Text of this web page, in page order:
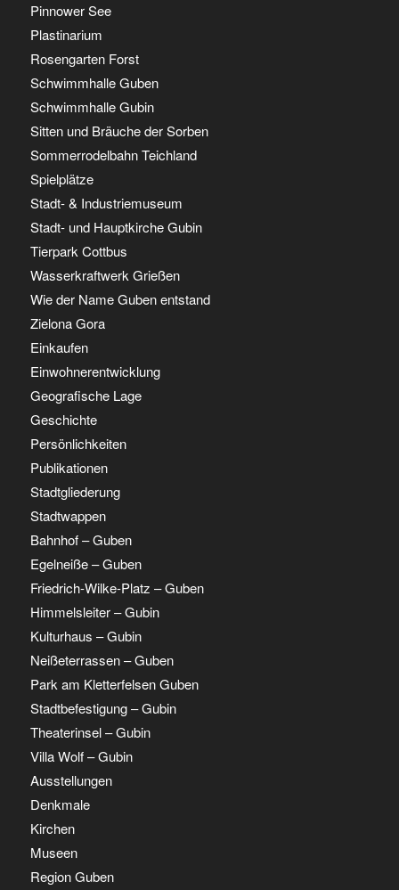
Pinnower See
Plastinarium
Rosengarten Forst
Schwimmhalle Guben
Schwimmhalle Gubin
Sitten und Bräuche der Sorben
Sommerrodelbahn Teichland
Spielplätze
Stadt- & Industriemuseum
Stadt- und Hauptkirche Gubin
Tierpark Cottbus
Wasserkraftwerk Grießen
Wie der Name Guben entstand
Zielona Gora
Einkaufen
Einwohnerentwicklung
Geografische Lage
Geschichte
Persönlichkeiten
Publikationen
Stadtgliederung
Stadtwappen
Bahnhof – Guben
Egelneiße – Guben
Friedrich-Wilke-Platz – Guben
Himmelsleiter – Gubin
Kulturhaus – Gubin
Neißeterrassen – Guben
Park am Kletterfelsen Guben
Stadtbefestigung – Gubin
Theaterinsel – Gubin
Villa Wolf – Gubin
Ausstellungen
Denkmale
Kirchen
Museen
Region Guben